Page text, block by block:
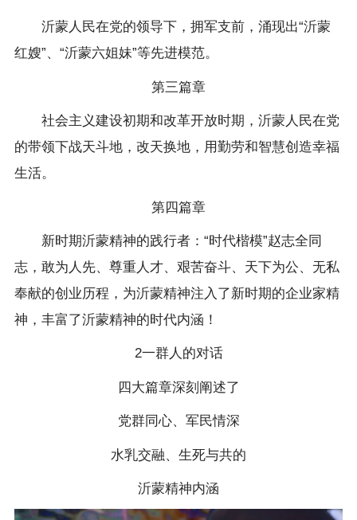
沂蒙人民在党的领导下，拥军支前，涌现出“沂蒙
红嫂”、“沂蒙六姐妹”等先进模范。
第三篇章
社会主义建设初期和改革开放时期，沂蒙人民在党
的带领下战天斗地，改天换地，用勤劳和智慧创造幸福
生活。
第四篇章
新时期沂蒙精神的践行者：“时代楷模”赵志全同
志，敢为人先、尊重人才、艰苦奋斗、天下为公、无私
奉献的创业历程，为沂蒙精神注入了新时期的企业家精
神，丰富了沂蒙精神的时代内涵！
2一群人的对话
四大篇章深刻阐述了
党群同心、军民情深
水乳交融、生死与共的
沂蒙精神内涵